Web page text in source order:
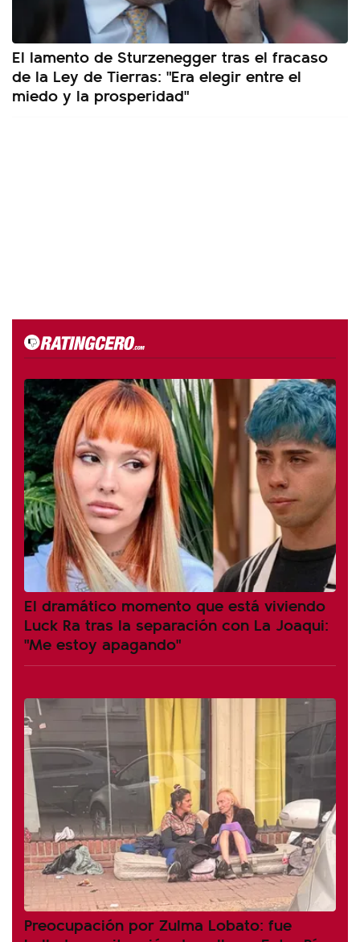
El lamento de Sturzenegger tras el fracaso
de la Ley de Tierras: "Era elegir entre el
miedo y la prosperidad"
El dramático momento que está viviendo
Luck Ra tras la separación con La Joaqui:
"Me estoy apagando"
Preocupación por Zulma Lobato: fue